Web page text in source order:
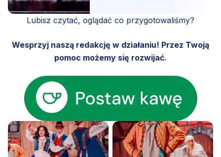
Lubisz czytać, oglądać co przygotowaliśmy?
Wesprzyj naszą redakcję w działaniu! Przez Twoją
pomoc możemy się rozwijać.